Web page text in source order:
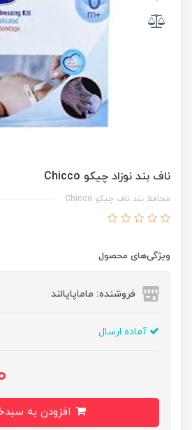
ناف بند نوزاد چیکو Chicco
محافظ بند ناف چیکو Chicco
ویژگی‌های محصول
فروشنده: ماماپاپالند
آماده ارسال